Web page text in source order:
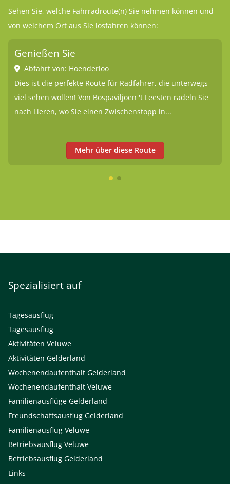
Sehen Sie, welche Fahrradroute(n) Sie nehmen können und
von welchem Ort aus Sie losfahren können:
Genießen Sie
Abfahrt von: Hoenderloo
Dies ist die perfekte Route für Radfahrer, die unterwegs
viel sehen wollen! Von Bospaviljoen 't Leesten radeln Sie
nach Lieren, wo Sie einen Zwischenstopp in...
Mehr über diese Route
Spezialisiert auf
Tagesausflug
Tagesausflug
Aktivitäten Veluwe
Aktivitäten Gelderland
Wochenendaufenthalt Gelderland
Wochenendaufenthalt Veluwe
Familienausflüge Gelderland
Freundschaftsausflug Gelderland
Familienausflug Veluwe
Betriebsausflug Veluwe
Betriebsausflug Gelderland
Links